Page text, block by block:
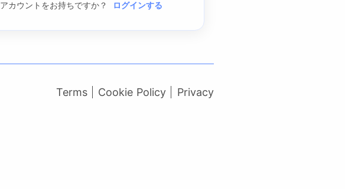
アカウントをお持ちですか？ ログインする
Terms Cookie Policy Privacy